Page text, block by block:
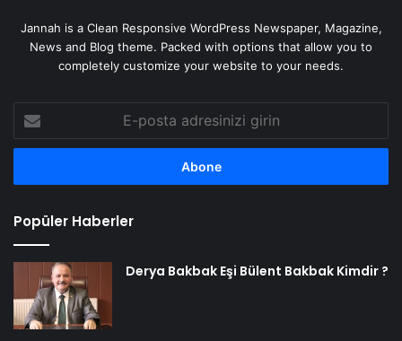
Jannah is a Clean Responsive WordPress Newspaper, Magazine,
News and Blog theme. Packed with options that allow you to
completely customize your website to your needs.
posta
adresinizi
Popüler Haberler
Derya Bakbak Eşi Bülent Bakbak Kimdir ?